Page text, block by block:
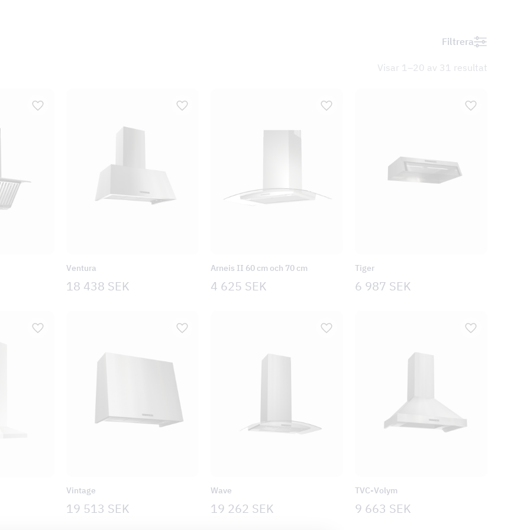
Filtrera
Visar 1–20 av 31 resultat
Ventura
18 438 SEK
Arneis II 60 cm och 70 cm
4 625 SEK
Tiger
6 987 SEK
Vintage
19 513 SEK
Wave
19 262 SEK
TVC-Volym
9 663 SEK